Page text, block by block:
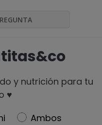
y nutrición para tu
♥️
Ambos